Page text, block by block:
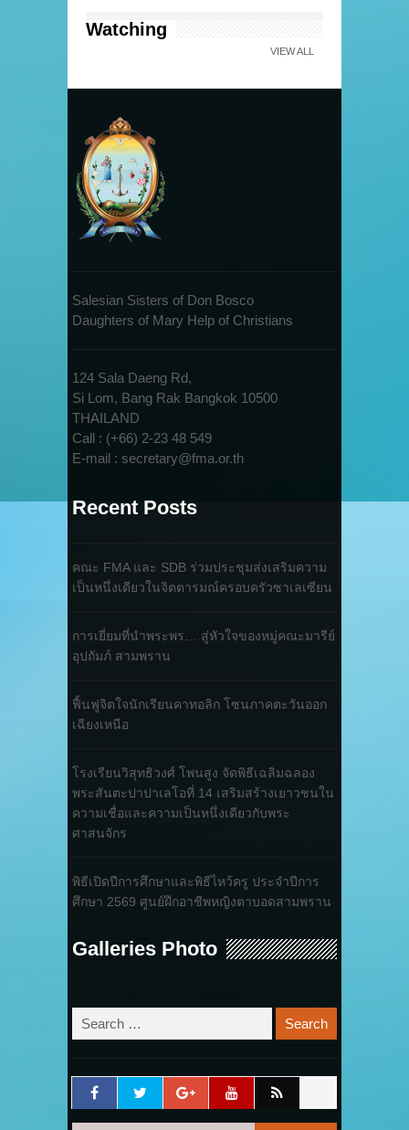
Watching
VIEW ALL
Salesian Sisters of Don Bosco
Daughters of Mary Help of Christians
124 Sala Daeng Rd,
Si Lom, Bang Rak Bangkok 10500
THAILAND
Call : (+66) 2-23 48 549
E-mail : secretary@fma.or.th
Recent Posts
คณะ FMA และ SDB ร่วมประชุมส่งเสริมความ
เป็นหนึ่งเดียวในจิตตารมณ์ครอบครัวซาเลเซียน
การเยี่ยมที่นำพระพร… สู่หัวใจของหมู่คณะมารีย์
อุปถัมภ์ สามพราน
ฟื้นฟูจิตใจนักเรียนคาทอลิก โซนภาคตะวันออก
เฉียงเหนือ
โรงเรียนวิสุทธิวงศ์ โพนสูง จัดพิธีเฉลิมฉลอง
พระสันตะปาปาเลโอที่ 14 เสริมสร้างเยาวชนใน
ความเชื่อและความเป็นหนึ่งเดียวกับพระ
ศาสนจักร
พิธีเปิดปีการศึกษาและพิธีไหว้ครู ประจำปีการ
ศึกษา 2569 ศูนย์ฝึกอาชีพหญิงตาบอดสามพราน
Galleries Photo